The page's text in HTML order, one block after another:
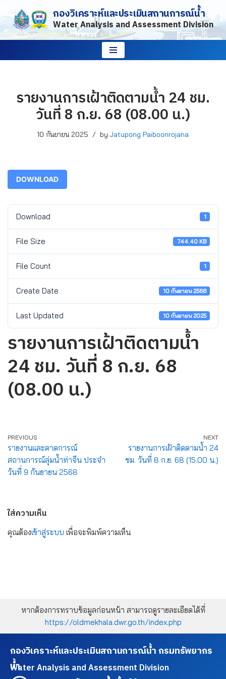
Skip
to
กองวิเคราะห์และประเมินสถานการณ์น้ำ
Water Analysis and Assessment Division
รายงานการเฝ้าติดตามน้ำ 24 ชม.
วันที่ 8 ก.ย. 68 (08.00 น.)
10 กันยายน 2025 by Jatupong Paiboonrojana
DOWNLOAD
Download 1
File Size 744.40 KB
File Count 1
Create Date 10 กันยายน 2568
Last Updated 10 กันยายน 2025
รายงานการเฝ้าติดตามน้ำ
24 ชม. วันที่ 8 ก.ย. 68
(08.00 น.)
PREVIOUS
รายงานและคาดการณ์
สถานการณ์ลุ่มน้ำท่าจีน ประจำ
วันที่ 9 กันยายน 2568
NEXT
รายงานการเฝ้าติดตามน้ำ 24
ชม. วันที่ 8 ก.ย. 68 (15.00 น.)
ใส่ความเห็น
คุณต้องเข้าสู่ระบบ เพื่อจะพิมพ์ความเห็น
หากต้องการทราบข้อมูลก่อนหน้า สามารถดูรายละเอียดได้ที่
https://oldmekhala.dwr.go.th/index.php
กองวิเคราะห์และประเมินสถานการณ์น้ำ กรมทรัพยากร
น้ำ
Water Analysis and Assessment Division